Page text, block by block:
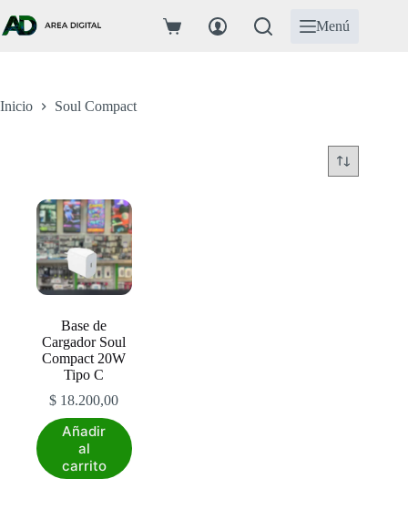
al
contenido
Carro
Menú
Inicio Soul Compact
Base de
Cargador Soul
Compact 20W
Tipo C
$ 18.200,00
Añadir
al
carrito